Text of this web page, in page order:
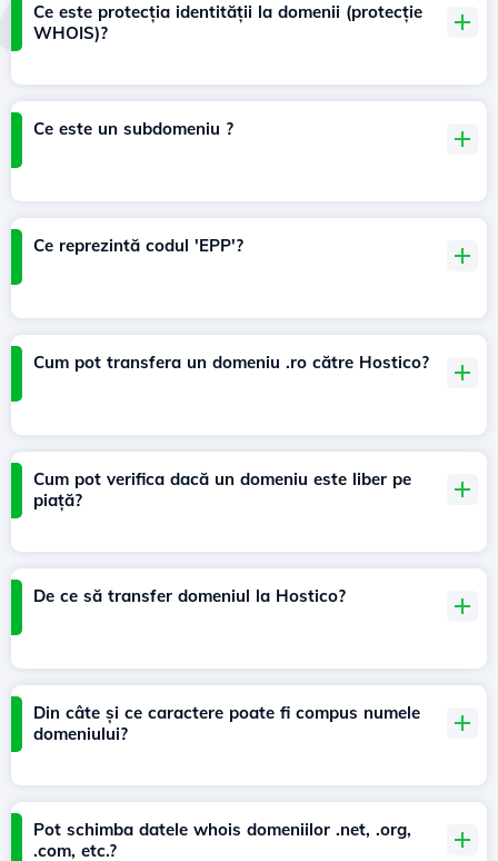
Ce este protecția identității la domenii (protecție
WHOIS)?
Ce este un subdomeniu ?
Ce reprezintă codul 'EPP'?
Cum pot transfera un domeniu .ro către Hostico?
Cum pot verifica dacă un domeniu este liber pe
piață?
De ce să transfer domeniul la Hostico?
Din câte și ce caractere poate fi compus numele
domeniului?
Pot schimba datele whois domeniilor .net, .org,
.com, etc.?